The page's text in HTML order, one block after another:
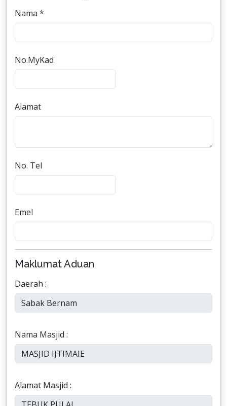
Nama *
No.MyKad
Alamat
No. Tel
Emel
Maklumat Aduan
Daerah :
Nama Masjid :
Alamat Masjid :